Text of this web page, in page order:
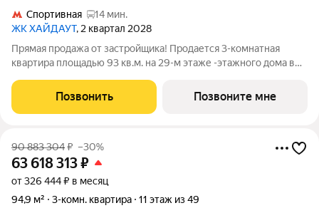
Спортивная
14 мин.
ЖК ХАЙДАУТ, 2 квартал 2028
Прямая продажа от застройщика! Продается 3-комнатная
квартира площадью 93 кв.м. на 29-м этаже -этажного дома в
Победы, Долина реки Сетунь, МГУ, Москва-Сити, Воробьевы
горы. Высота потолков 3,25 м.
Позвонить Позвоните мне
90 883 304₽ –30%
63 618 313₽
от 326 444 ₽ в месяц
94,9 м²
3-комн. квартира 11 этаж из 49